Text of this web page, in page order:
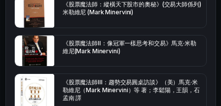
《股票魔法師：縱橫天下股市的奧秘》(交易大師係列)
米勒維尼 (Mark Minervini)
《股票魔法師Ⅱ：像冠軍一樣思考和交易》馬克·米勒
維尼(Mark Minervini)
《股票魔法師Ⅲ：趨勢交易圓桌訪談》（美）馬克·米
勒維尼（Mark Minervini）等 著；李鬆陽，王韻，石
孟南 譯